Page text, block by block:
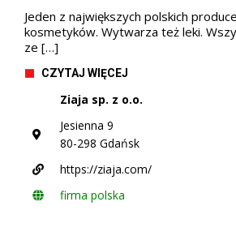
Jeden z największych polskich
kosmetyków. Wytwarza też leki.
ze […]
CZYTAJ WIĘCEJ
Ziaja sp. z o.o.
Jesienna 9
80-298 Gdańsk
https://ziaja.com/
firma polska